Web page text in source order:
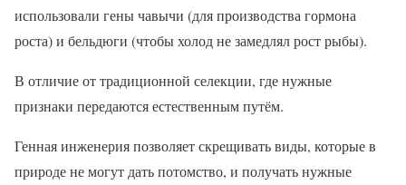
использовали гены чавычи (для производства гормона
роста) и бельдюги (чтобы холод не замедлял рост рыбы).
В отличие от традиционной селекции, где нужные
признаки передаются естественным путём.
Генная инженерия позволяет скрещивать виды, которые в
природе не могут дать потомство, и получать нужные